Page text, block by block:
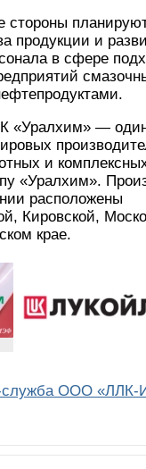
стороны
продукции и
в сфере
«Уралхим» —
и
«Уралхим».
расположены
Кировской,
крае.
служба ООО «ЛЛК-